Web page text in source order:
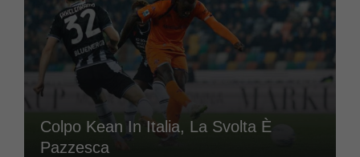
Colpo Kean In Italia, La Svolta È
Pazzesca